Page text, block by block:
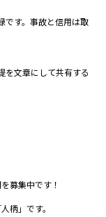
です。事故と信用は取
を文章にして共有する
募集中です！
柄」です。